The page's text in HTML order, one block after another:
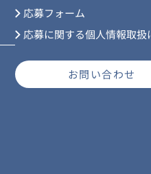
応募フォーム
応募に関する個人情報取扱
お問い合わせ